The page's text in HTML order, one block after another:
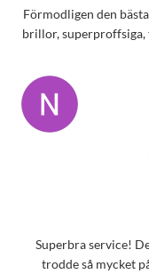
Förmodligen den
brillor, superproffsiga,
Superbra service! Det ingick även en försäkring som jag inte
trodde så mycket